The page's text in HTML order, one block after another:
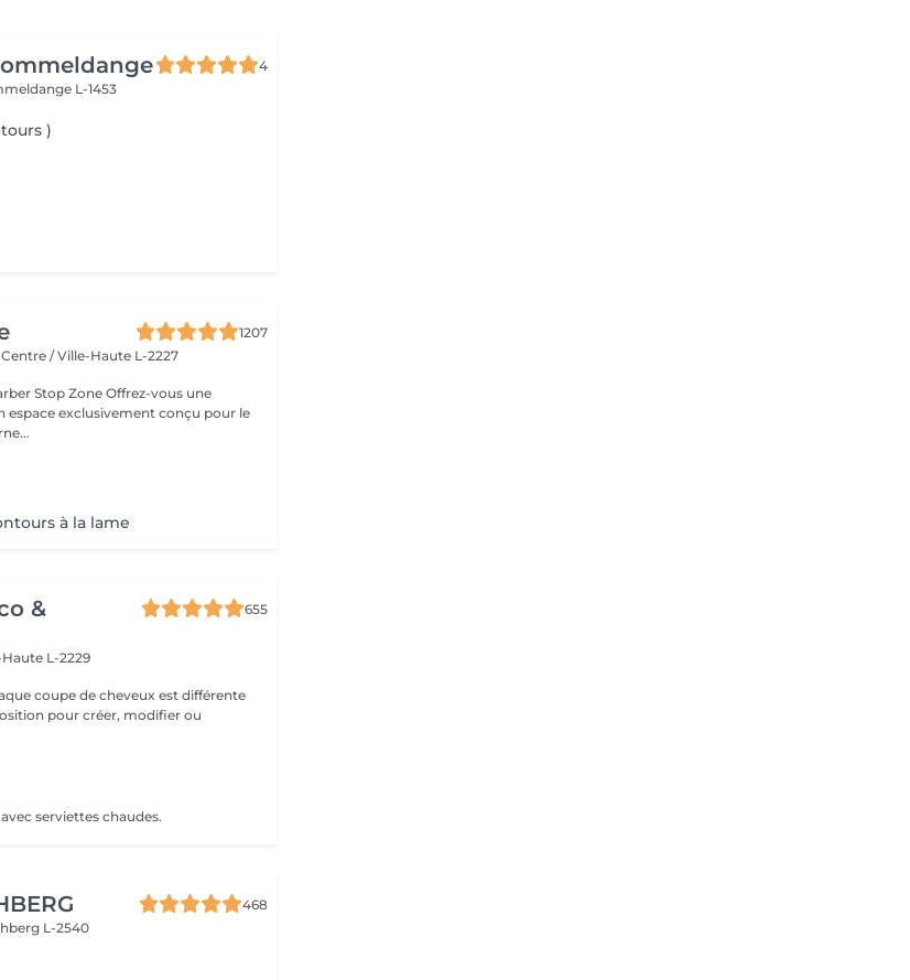
4
L-1453
)
1207
Centre / Ville-Haute L-2227
Offrez-vous une
espace exclusivement conçu pour le
à la lame
&
655
L-2229
coupe de cheveux est différente
pour créer, modifier ou
serviettes chaudes.
468
L-2540